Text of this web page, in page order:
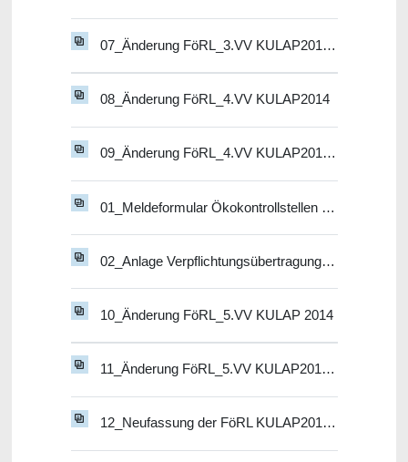
07_Änderung FöRL_3.VV KULAP2014_nichtamtl. kons. Fassung
08_Änderung FöRL_4.VV KULAP2014
09_Änderung FöRL_4.VV KULAP2014_nichtamtl. kons. Fassung
01_Meldeformular Ökokontrollstellen KULAP2014_2026
02_Anlage Verpflichtungsübertragung Flächenliste Summenobjekte
10_Änderung FöRL_5.VV KULAP 2014
11_Änderung FöRL_5.VV KULAP2014_nichtamtl. kons. Fassung
12_Neufassung der FöRL KULAP2014_07.12.2023